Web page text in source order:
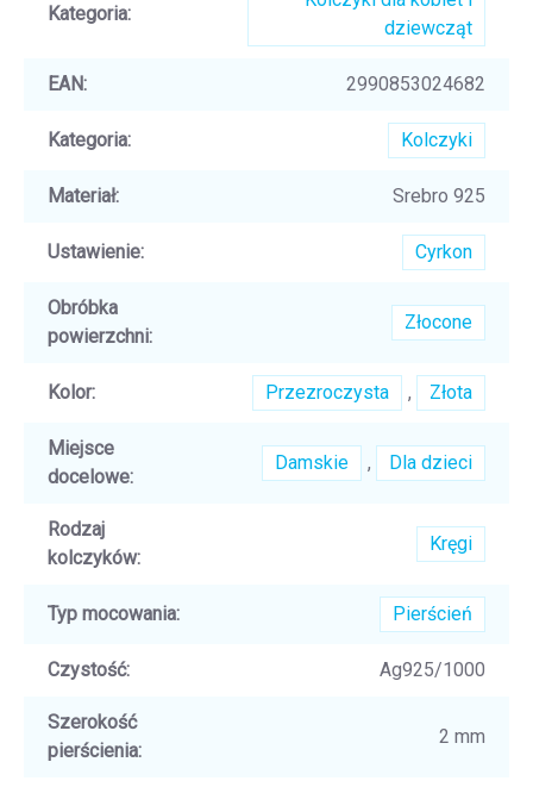
Kategoria:
dziewcząt
EAN: 2990853024682
Kategoria: Kolczyki
Materiał: Srebro 925
Ustawienie: Cyrkon
Obróbka
powierzchni:
Złocone
Kolor: Przezroczysta , Złota
Miejsce
docelowe:
Damskie , Dla dzieci
Rodzaj
kolczyków:
Kręgi
Typ mocowania: Pierścień
Czystość: Ag925/1000
Szerokość
pierścienia:
2 mm